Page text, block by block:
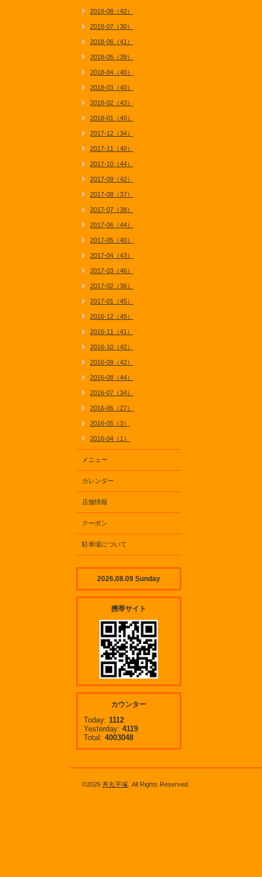
2018-08（42）
2018-07（30）
2018-06（41）
2018-05（39）
2018-04（40）
2018-03（40）
2018-02（43）
2018-01（40）
2017-12（34）
2017-11（40）
2017-10（44）
2017-09（42）
2017-08（37）
2017-07（38）
2017-06（44）
2017-05（40）
2017-04（43）
2017-03（46）
2017-02（36）
2017-01（45）
2016-12（45）
2016-11（41）
2016-10（42）
2016-09（42）
2016-08（44）
2016-07（34）
2016-06（27）
2016-05（3）
2016-04（1）
メニュー
カレンダー
店舗情報
クーポン
駐車場について
2026.08.09 Sunday
携帯サイト
カウンター
Today: 1112
Yesterday: 4119
Total: 4003048
©2026 丼丸平塚 . All Rights Reserved.